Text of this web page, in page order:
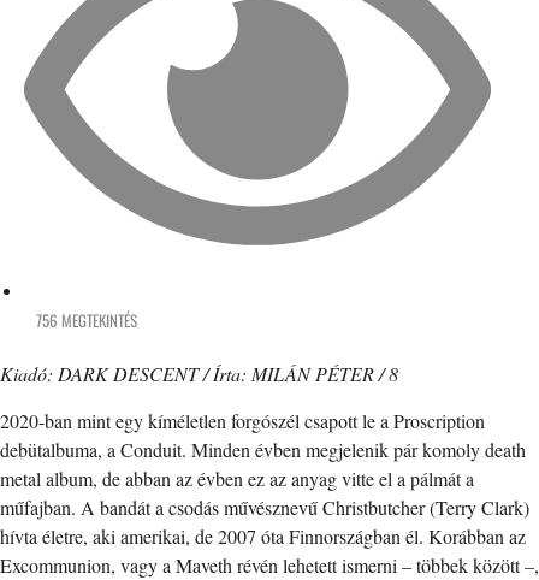
756 MEGTEKINTÉS
Kiadó: DARK DESCENT / Írta: MILÁN PÉTER / 8
2020-ban mint egy kíméletlen forgószél csapott le a Proscription
debütalbuma, a Conduit. Minden évben megjelenik pár komoly death
metal album, de abban az évben ez az anyag vitte el a pálmát a
műfajban. A bandát a csodás művésznevű Christbutcher (Terry Clark)
hívta életre, aki amerikai, de 2007 óta Finnországban él. Korábban az
Excommunion, vagy a Maveth révén lehetett ismerni – többek között –,